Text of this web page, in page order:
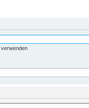
verwenden